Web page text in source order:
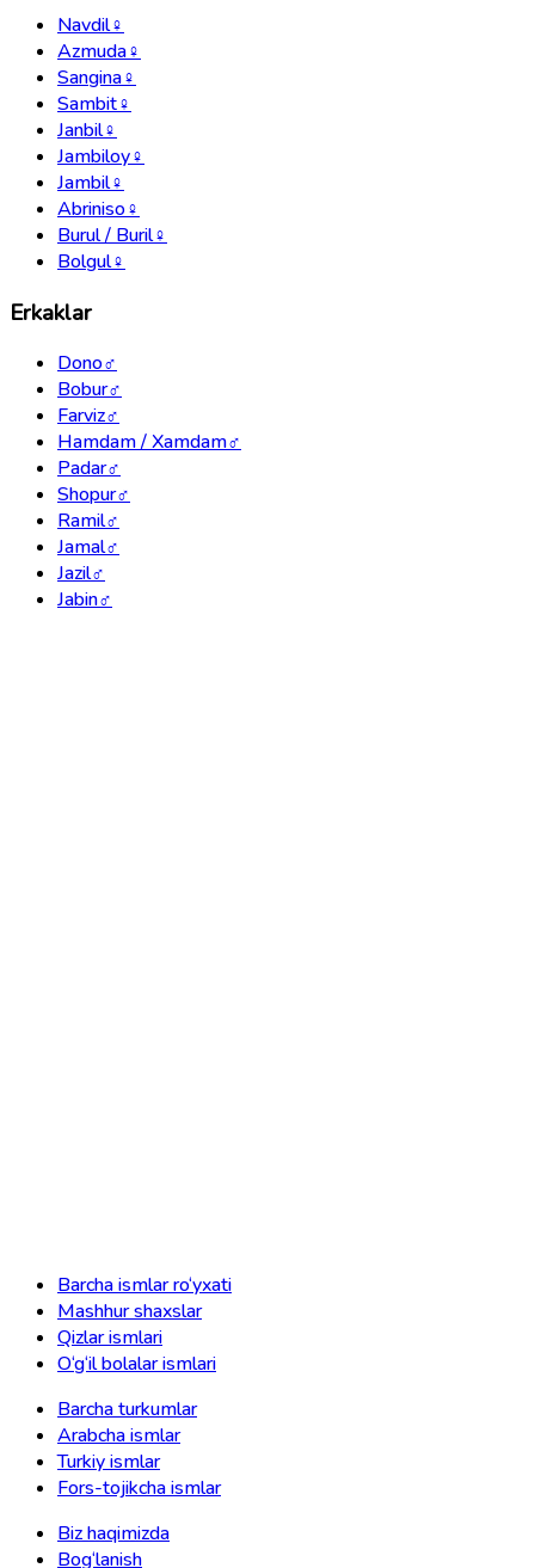
Navdil♀
Azmuda♀
Sangina♀
Sambit♀
Janbil♀
Jambiloy♀
Jambil♀
Abriniso♀
Burul / Buril♀
Bolgul♀
Erkaklar
Dono♂
Bobur♂
Farviz♂
Hamdam / Xamdam♂
Padar♂
Shopur♂
Ramil♂
Jamal♂
Jazil♂
Jabin♂
Barcha ismlar ro‘yxati
Mashhur shaxslar
Qizlar ismlari
O‘g‘il bolalar ismlari
Barcha turkumlar
Arabcha ismlar
Turkiy ismlar
Fors-tojikcha ismlar
Biz haqimizda
Bog‘lanish